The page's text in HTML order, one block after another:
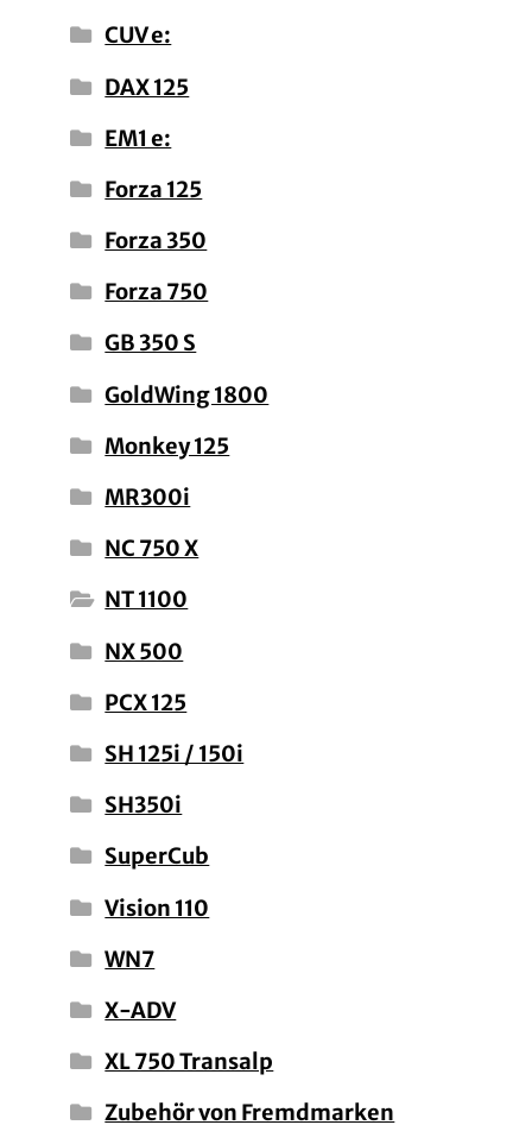
CUV e:
DAX 125
EM1 e:
Forza 125
Forza 350
Forza 750
GB 350 S
GoldWing 1800
Monkey 125
MR300i
NC 750 X
NT 1100
NX 500
PCX 125
SH 125i / 150i
SH350i
SuperCub
Vision 110
WN7
X-ADV
XL 750 Transalp
Zubehör von Fremdmarken